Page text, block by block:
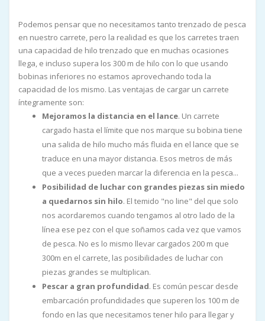
Podemos pensar que no necesitamos tanto trenzado de pesca
en nuestro carrete, pero la realidad es que los carretes traen
una capacidad de hilo trenzado que en muchas ocasiones
llega, e incluso supera los 300 m de hilo con lo que usando
bobinas inferiores no estamos aprovechando toda la
capacidad de los mismo. Las ventajas de cargar un carrete
íntegramente son:
Mejoramos la distancia en el lance. Un carrete
cargado hasta el límite que nos marque su bobina tiene
una salida de hilo mucho más fluida en el lance que se
traduce en una mayor distancia. Esos metros de más
que a veces pueden marcar la diferencia en la pesca...
Posibilidad de luchar con grandes piezas sin miedo
a quedarnos sin hilo. El temido "no line" del que solo
nos acordaremos cuando tengamos al otro lado de la
línea ese pez con el que soñamos cada vez que vamos
de pesca. No es lo mismo llevar cargados 200 m que
300m en el carrete, las posibilidades de luchar con
piezas grandes se multiplican.
Pescar a gran profundidad. Es común pescar desde
embarcación profundidades que superen los 100 m de
fondo en las que necesitamos tener hilo para llegar y